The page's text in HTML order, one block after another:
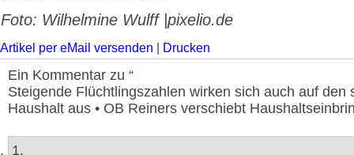
Foto: Wilhelmine Wulff |pixelio.de
Artikel per eMail versenden Drucken
Ein Kommentar zu “
Steigende Flüchtlingszahlen wirken sich auch auf den
Haushalt aus • OB Reiners verschiebt
1.